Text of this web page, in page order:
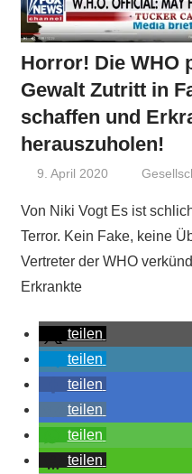
Horror! Die WHO
Gewalt Zutritt in
schaffen und
herauszuholen!
9. April 2020 Niki Vogt
Von Niki Vogt Es ist
Terror. Kein Fake, keine
Vertreter der WHO
Erkrankte
teilen
teilen
teilen
teilen
teilen
teilen